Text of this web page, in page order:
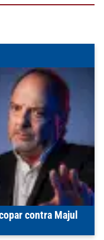
contra Majul